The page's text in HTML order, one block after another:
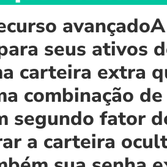
seus ativos
carteira extra
combinação
segundo fator
a carteira